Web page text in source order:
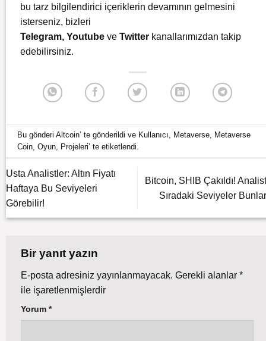
bu tarz bilgilendirici içeriklerin devamının gelmesini
isterseniz, bizleri
Telegram, Youtube ve Twitter kanallarımızdan takip
edebilirsiniz.
Bu gönderiAltcoin’ te gönderildi ve Kullanıcı Metaverse Metaverse
Coin ,Oyun Projeleri̇’ te etiketlendi.
Usta Analistler: Altın Fiyatı
Haftaya Bu Seviyeleri
Görebilir!
Bitcoin, SHIB Çakıldı!
Sıradaki Seviyeler
Bir yanıt yazın
E-posta adresiniz yayınlanmayacak. Gerekli alanlar *
ile işaretlenmişlerdir
Yorum *